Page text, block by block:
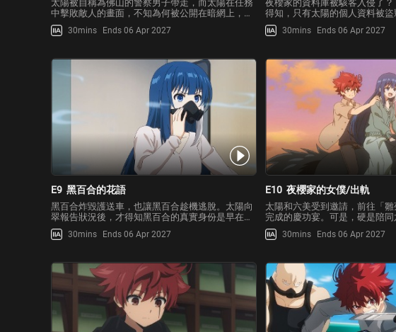
太陽被自稱為佛山的警察男子帶走，而太陽在任務
中擊敗敵人的畫面，不知為何被公開在暗網上，佛
山不相信單憑一個少年的力量能夠做出這樣的犯
行，於是懷疑太陽背地裡涉及秘密組織，但是卻得
訊"的無理拷問，佛山甚至
30mins Ends 06 Apr 2027
夜櫻家的資料庫被駭客入侵了
得知，只有太陽的個人資料被盜
一絲不安。某個早晨，當太陽和
突然出現了一個名叫切崎殺香的
在暗網上看到了太陽
30mins Ends 06 Apr 2027
E9 黑百合的花語
黑百合炸毀護送車，也讓黑百合趁機逃脫。太陽向
翠報告狀況後，才得知黑百合的真實身份是早在
5、6年前就應該已經死去的傳奇特務——黑顏。太
陽等人打算追捕逃跑的黑顏，但不知為何，黑顏帶
身在大眾面前。爲了報
30mins Ends 06 Apr 2027
E10 夜櫻家的女僕/出軌
太陽和六美受到邀請，前往「
完成的慶功宴。可是，硬是陪同
一郎和他的冤家凜展開激烈戰鬥
了戰場…慶功宴接近尾聲時，看
小盒子。據說裡面藏有
30mins Ends 06 Apr 2027